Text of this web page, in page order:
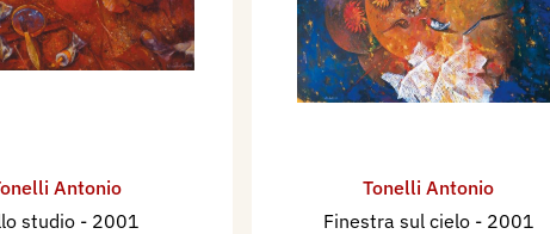
Antonio
studio - 2001
Tonelli Antonio
Finestra sul cielo - 2001